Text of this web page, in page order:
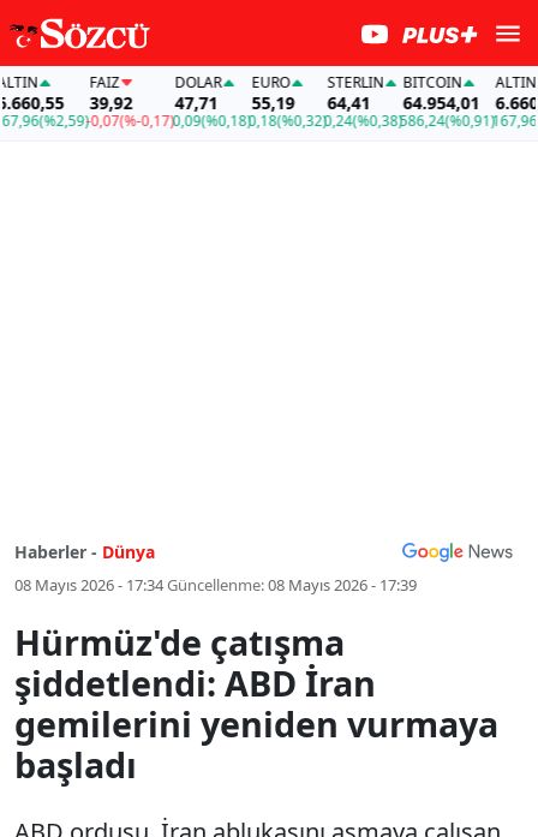
(%2,59)
FAİZ
39,92
-0,07(%-0,17)
DOLAR
47,71
0,09(%0,18)
EURO
55,19
0,18(%0,32)
STERLIN
64,41
0,24(%0,38)
BITCOIN
64.954,01
586,24(%0,91)
ALTIN
167,96
Haberler - Dünya
08 Mayıs 2026 - 17:34Güncellenme:08 Mayıs 2026 - 17:39
Hürmüz'de çatışma
şiddetlendi: ABD İran
gemilerini yeniden vurmaya
başladı